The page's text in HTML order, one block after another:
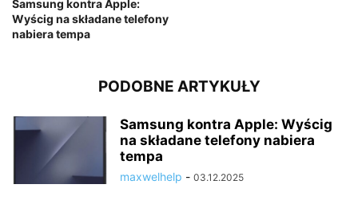
Samsung kontra Apple:
Wyścig na składane telefony
nabiera tempa
PODOBNE ARTYKUŁY
Samsung kontra Apple: Wyścig
na składane telefony nabiera
tempa
maxwelhelp - 03.12.2025